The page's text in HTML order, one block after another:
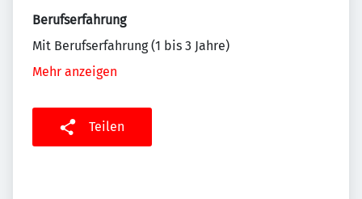
Berufserfahrung
Mit Berufserfahrung (1 bis 3 Jahre)
Mehr anzeigen
Teilen